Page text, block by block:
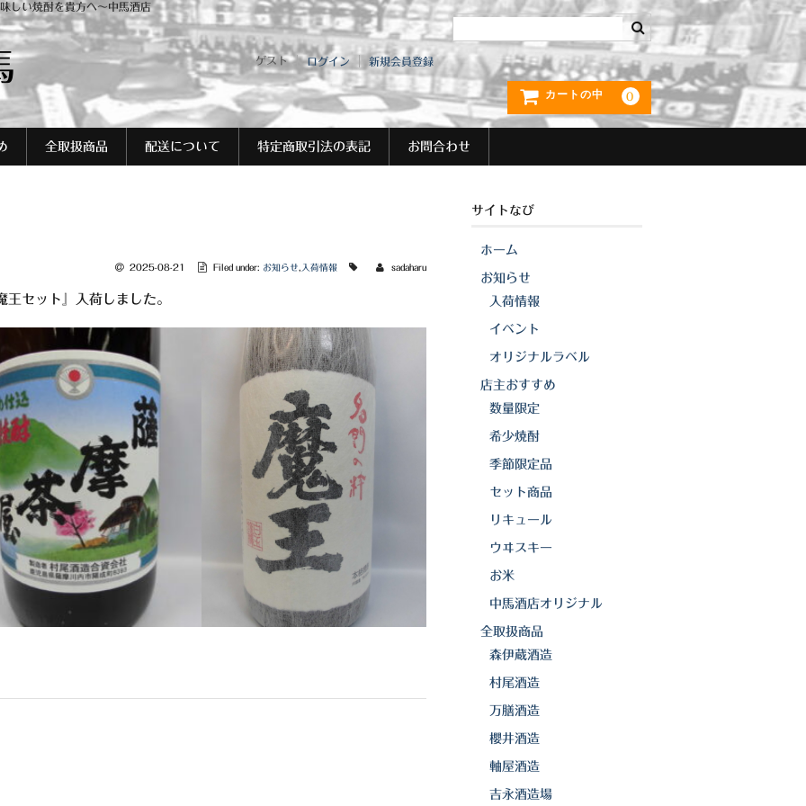
しい焼酎を貴方へ～中馬酒店
ゲスト ログイン 新規会員登録
カートの中 0
全取扱商品 配送について 特定商取引法の表記 お問合わせ
2025-08-21 Filed under: お知らせ 入荷情報 sadaharu
セット』入荷しました。
サイトなび
ホーム
お知らせ
入荷情報
イベント
オリジナルラベル
店主おすすめ
数量限定
希少焼酎
季節限定品
セット商品
リキュール
ウヰスキー
お米
中馬酒店オリジナル
全取扱商品
森伊蔵酒造
村尾酒造
万膳酒造
櫻井酒造
軸屋酒造
吉永酒造場